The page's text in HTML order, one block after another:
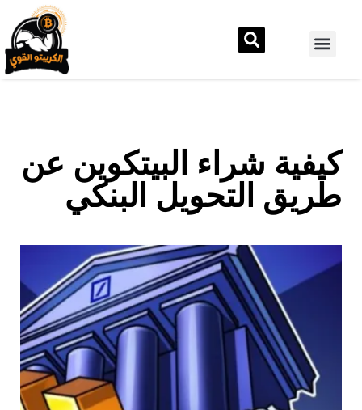
كيفية شراء البيتكوين عن
طريق التحويل البنكي